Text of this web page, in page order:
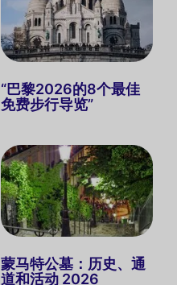
“巴黎2026的8个最佳
免费步行导览”
蒙马特公墓：历史、通
道和活动 2026